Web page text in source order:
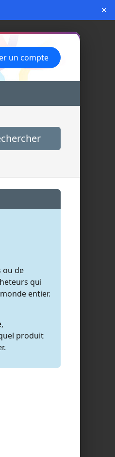
×
un compte
ou de
qui
entier.
produit